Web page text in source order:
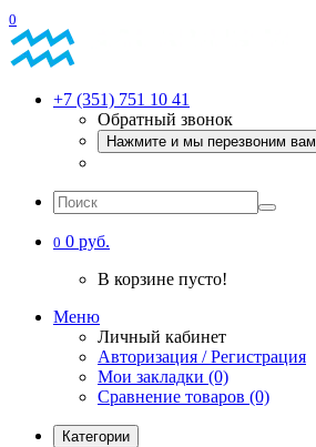
0
+7 (351) 751 10 41
Обратный звонок
Нажмите и мы перезвоним вам
0 0 руб.
В корзине пусто!
Меню
Личный кабинет
Авторизация / Регистрация
Мои закладки (0)
Сравнение товаров (0)
Категории